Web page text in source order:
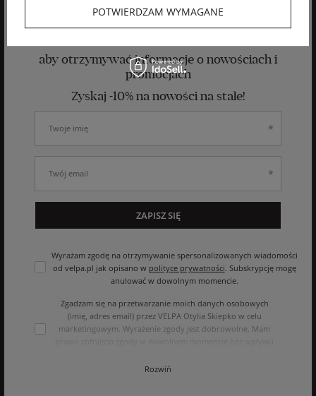
Zapisz się do newslettera
aby otrzymywać informacje o nowościach i
promocjach
Zyskaj -10% na nowości na stałe!
Wyrażam zgodę na otrzymywanie spersonalizowanych wiadomości
od velpa.pl jak opisano w polityce prywatności. Subskrypcję mogę
anulować w dowolnym momencie.
Zgadzam się na przetwarzanie moich danych osobowych
(imię, adres email) przez VELPA Otylia Skiepko w celu
marketingowym. Wyrażenie zgody jest dobrowolne. Mam
podstawie zgody przed jej cofnięciem. Mam prawo dostępu
Rozwiń
ZAPISZ SIĘ
POTWIERDZAM WYMAGANE